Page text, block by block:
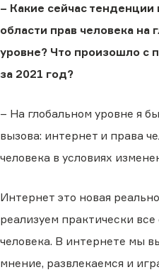
– Какие сейчас тенденции
области прав человека на
уровне? Что произошло с
за 2021 год?
– На глобальном уровне я
вызова: интернет и права
человека в условиях
Интернет это новая
реализуем практически все
человека. В интернете мы
мнение, развлекаемся и